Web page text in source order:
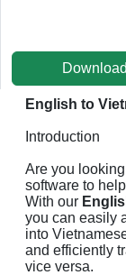
English to
Introduction
Are you
software to
With our
you can easily
into
and efficiently
vice versa.